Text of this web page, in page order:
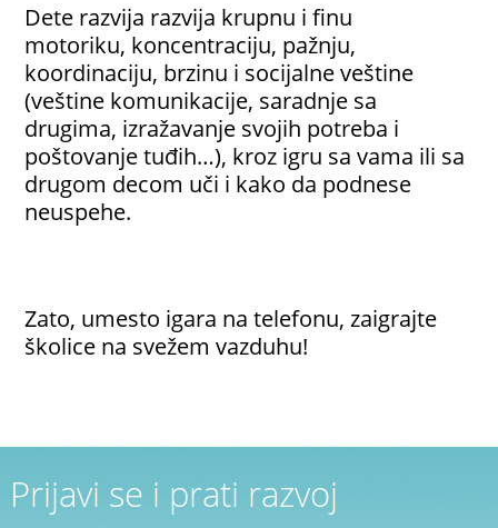
Dete razvija razvija krupnu i finu
motoriku, koncentraciju, pažnju,
koordinaciju, brzinu i socijalne veštine
(veštine komunikacije, saradnje sa
drugima, izražavanje svojih potreba i
poštovanje tuđih…), kroz igru sa vama ili sa
drugom decom uči i kako da podnese
neuspehe.
Zato, umesto igara na telefonu, zaigrajte
školice na svežem vazduhu!
Prijavi se i prati razvoj